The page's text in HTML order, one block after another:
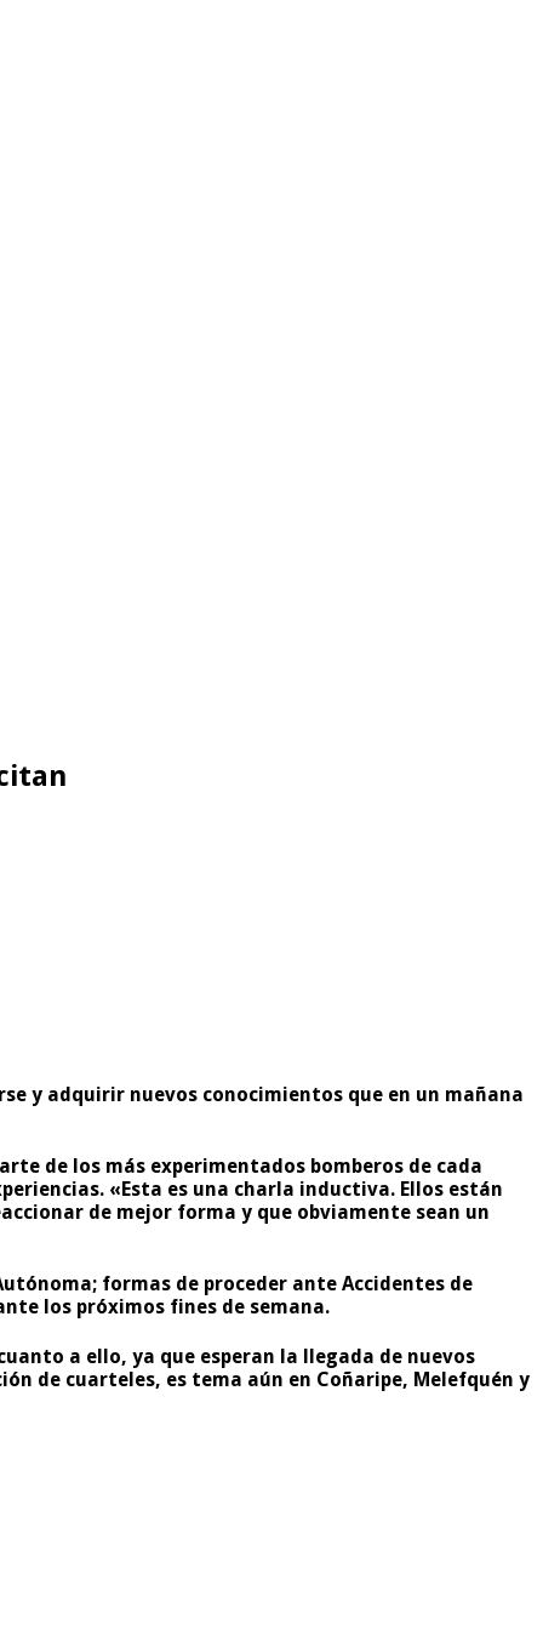
y adquirir nuevos conocimientos que en un mañana
de los más experimentados bomberos de cada
«Esta es una charla inductiva. Ellos están
de mejor forma y que obviamente sean un
formas de proceder ante Accidentes de
los próximos fines de semana.
a ello, ya que esperan la llegada de nuevos
de cuarteles, es tema aún en Coñaripe, Melefquén y